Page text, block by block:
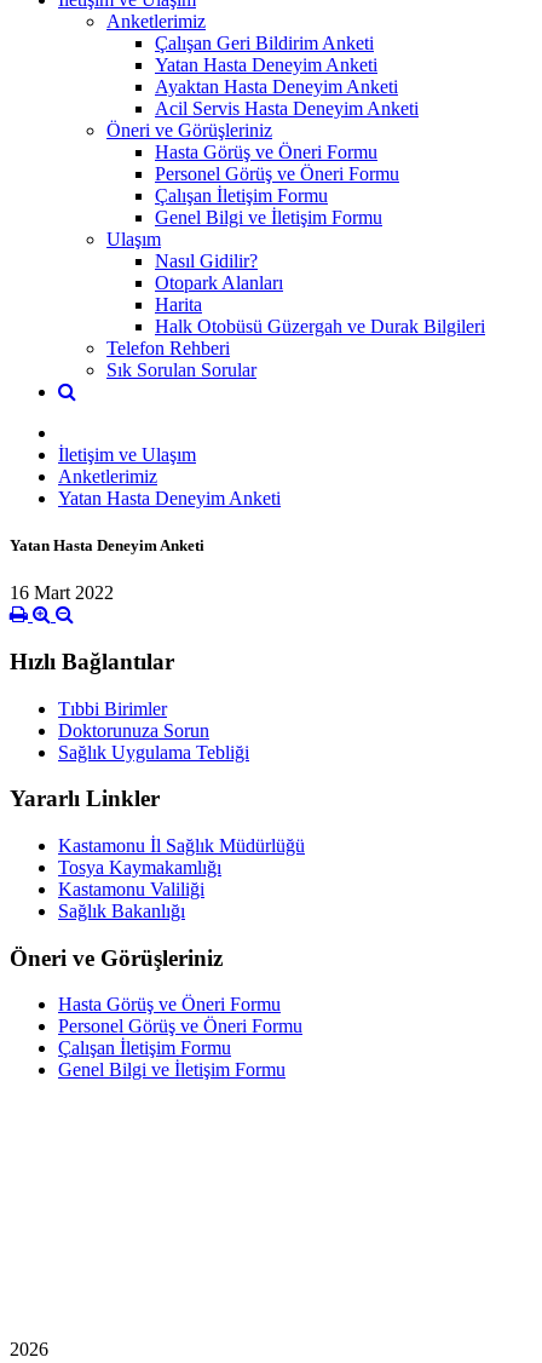
Anketlerimiz
Çalışan Geri Bildirim Anketi
Yatan Hasta Deneyim Anketi
Ayaktan Hasta Deneyim Anketi
Acil Servis Hasta Deneyim Anketi
Öneri ve Görüşleriniz
Hasta Görüş ve Öneri Formu
Personel Görüş ve Öneri Formu
Çalışan İletişim Formu
Genel Bilgi ve İletişim Formu
Ulaşım
Nasıl Gidilir?
Otopark Alanları
Harita
Halk Otobüsü Güzergah ve Durak Bilgileri
Telefon Rehberi
Sık Sorulan Sorular
İletişim ve Ulaşım
Anketlerimiz
Yatan Hasta Deneyim Anketi
Yatan Hasta Deneyim Anketi
16 Mart 2022
Hızlı Bağlantılar
Tıbbi Birimler
Doktorunuza Sorun
Sağlık Uygulama Tebliği
Yararlı Linkler
Kastamonu İl Sağlık Müdürlüğü
Tosya Kaymakamlığı
Kastamonu Valiliği
Sağlık Bakanlığı
Öneri ve Görüşleriniz
Hasta Görüş ve Öneri Formu
Personel Görüş ve Öneri Formu
Çalışan İletişim Formu
Genel Bilgi ve İletişim Formu
2026